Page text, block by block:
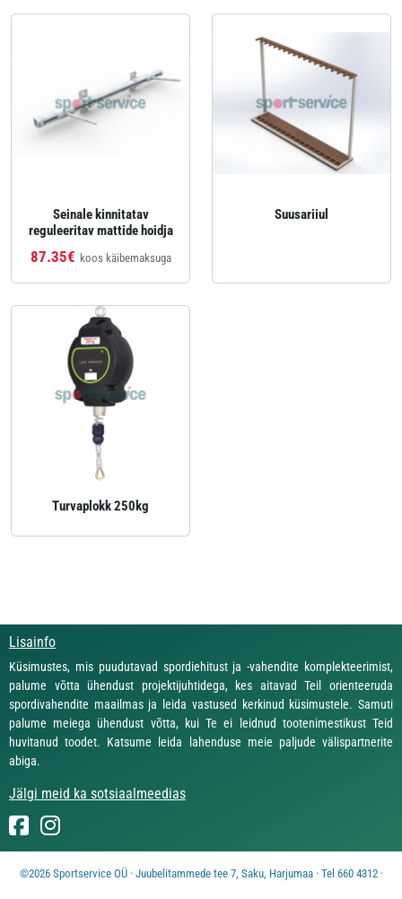
Seinale kinnitatav
reguleeritav mattide hoidja
87.35€ koos käibemaksuga
Suusariiul
Turvaplokk 250kg
Lisainfo
Küsimustes, mis puudutavad spordiehitust ja -vahendite komplekteerimist,
palume võtta ühendust projektijuhtidega, kes aitavad Teil orienteeruda
spordivahendite maailmas ja leida vastused kerkinud küsimustele. Samuti
palume meiega ühendust võtta, kui Te ei leidnud tootenimestikust Teid
huvitanud toodet. Katsume leida lahenduse meie paljude välispartnerite
abiga.
Jälgi meid ka sotsiaalmeedias
©2026 Sportservice OÜ · Juubelitammede tee 7, Saku, Harjumaa · Tel 660 4312 ·